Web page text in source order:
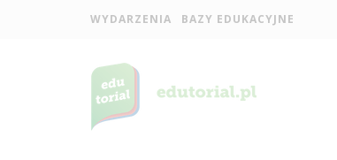
WYDARZENIA BAZY EDUKACYJNE